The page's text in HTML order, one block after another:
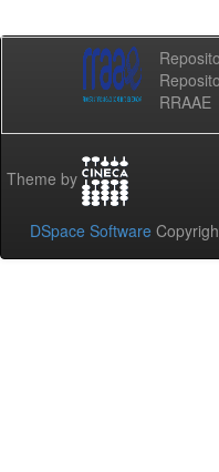
RRAAE
Theme by
DSpace Software